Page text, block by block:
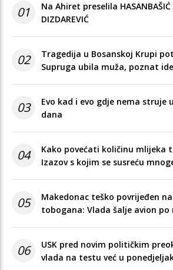
01
Na Ahiret preselila HASANBAŠIĆ
DIZDAREVIĆ
02
Tragedija u Bosanskoj Krupi
Supruga ubila muža, poznat
03
Evo kad i evo gdje nema struje
dana
04
Kako povećati količinu mlijeka
Izazov s kojim se susreću
05
Makedonac teško povrijeđen
tobogana: Vlada šalje avion po
06
USK pred novim političkim
vlada na testu već u